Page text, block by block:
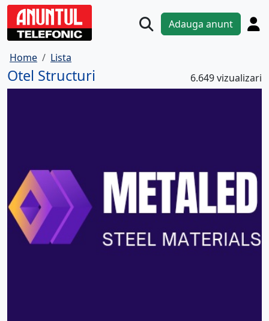
Adauga anunt
Home Lista
Otel Structuri 6.649 vizualizari